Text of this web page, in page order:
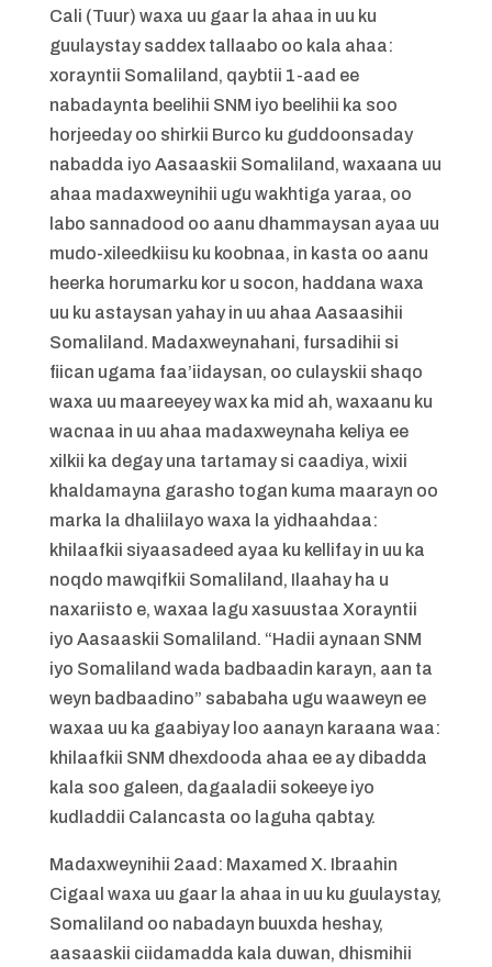
Cali (Tuur) waxa uu gaar la ahaa in uu ku
guulaystay saddex tallaabo oo kala ahaa:
xorayntii Somaliland, qaybtii 1-aad ee
nabadaynta beelihii SNM iyo beelihii ka soo
horjeeday oo shirkii Burco ku guddoonsaday
nabadda iyo Aasaaskii Somaliland, waxaana uu
ahaa madaxweynihii ugu wakhtiga yaraa, oo
labo sannadood oo aanu dhammaysan ayaa uu
mudo-xileedkiisu ku koobnaa, in kasta oo aanu
heerka horumarku kor u socon, haddana waxa
uu ku astaysan yahay in uu ahaa Aasaasihii
Somaliland. Madaxweynahani, fursadihii si
fiican ugama faa’iidaysan, oo culayskii shaqo
waxa uu maareeyey wax ka mid ah, waxaanu ku
wacnaa in uu ahaa madaxweynaha keliya ee
xilkii ka degay una tartamay si caadiya, wixii
khaldamayna garasho togan kuma maarayn oo
marka la dhaliilayo waxa la yidhaahdaa:
khilaafkii siyaasadeed ayaa ku kellifay in uu ka
noqdo mawqifkii Somaliland, Ilaahay ha u
naxariisto e, waxaa lagu xasuustaa Xorayntii
iyo Aasaaskii Somaliland. “Hadii aynaan SNM
iyo Somaliland wada badbaadin karayn, aan ta
weyn badbaadino” sababaha ugu waaweyn ee
waxaa uu ka gaabiyay loo aanayn karaana waa:
khilaafkii SNM dhexdooda ahaa ee ay dibadda
kala soo galeen, dagaaladii sokeeye iyo
kudladdii Calancasta oo laguha qabtay.
Madaxweynihii 2aad: Maxamed X. Ibraahin
Cigaal waxa uu gaar la ahaa in uu ku guulaystay,
Somaliland oo nabadayn buuxda heshay,
aasaaskii ciidamadda kala duwan, dhismihii